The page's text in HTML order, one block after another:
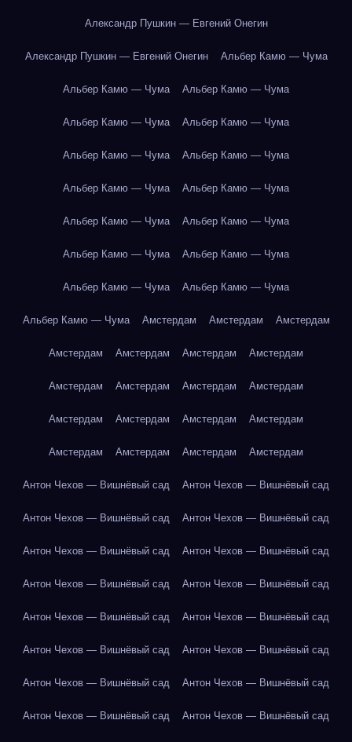
Александр Пушкин — Евгений Онегин
Александр Пушкин — Евгений Онегин Альбер Камю — Чума
Альбер Камю — Чума Альбер Камю — Чума
Альбер Камю — Чума Альбер Камю — Чума
Альбер Камю — Чума Альбер Камю — Чума
Альбер Камю — Чума Альбер Камю — Чума
Альбер Камю — Чума Альбер Камю — Чума
Альбер Камю — Чума Альбер Камю — Чума
Альбер Камю — Чума Альбер Камю — Чума
Альбер Камю — Чума Амстердам Амстердам Амстердам
Амстердам Амстердам Амстердам Амстердам
Амстердам Амстердам Амстердам Амстердам
Амстердам Амстердам Амстердам Амстердам
Амстердам Амстердам Амстердам Амстердам
Антон Чехов — Вишнёвый сад Антон Чехов — Вишнёвый сад
Антон Чехов — Вишнёвый сад Антон Чехов — Вишнёвый сад
Антон Чехов — Вишнёвый сад Антон Чехов — Вишнёвый сад
Антон Чехов — Вишнёвый сад Антон Чехов — Вишнёвый сад
Антон Чехов — Вишнёвый сад Антон Чехов — Вишнёвый сад
Антон Чехов — Вишнёвый сад Антон Чехов — Вишнёвый сад
Антон Чехов — Вишнёвый сад Антон Чехов — Вишнёвый сад
Антон Чехов — Вишнёвый сад Антон Чехов — Вишнёвый сад